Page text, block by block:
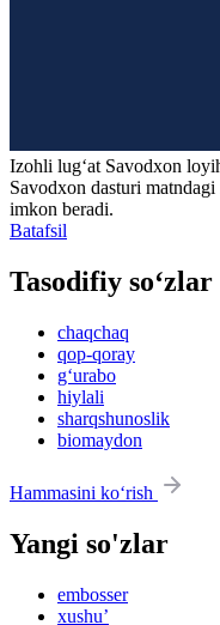
Izohli lugʻat Savodxon
Savodxon dasturi
imkon beradi.
Batafsil
Tasodifiy so‘zlar
chaqchaq
qop-qoray
g‘urabo
hiylali
sharqshunoslik
biomaydon
Hammasini ko‘rish
Yangi so'zlar
embosser
xushu’